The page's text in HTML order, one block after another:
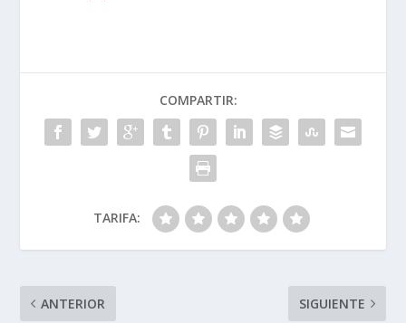
COMPARTIR:
TARIFA:
ANTERIOR SIGUIENTE